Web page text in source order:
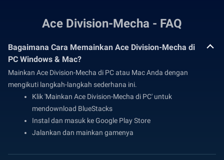
Ace Division-Mecha - FAQ
Bagaimana Cara Memainkan Ace Division-Mecha di
PC Windows & Mac?
Mainkan Ace Division-Mecha di PC atau Mac Anda dengan
mengikuti langkah-langkah sederhana ini.
Klik 'Mainkan Ace Division-Mecha di PC' untuk
mendownload BlueStacks
Instal dan masuk ke Google Play Store
Jalankan dan mainkan gamenya